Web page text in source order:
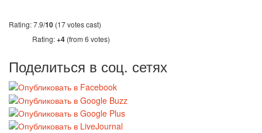
Rating: 7.9/10 (17 votes cast)
Rating:+4 (from 6 votes)
Поделиться в соц. сетях